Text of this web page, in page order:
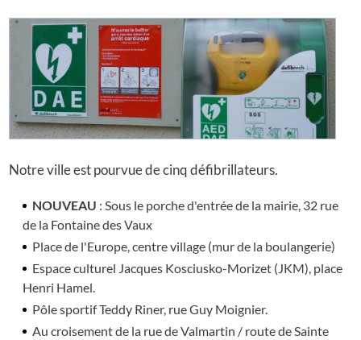
Notre ville est pourvue de cinq défibrillateurs.
NOUVEAU : Sous le porche d'entrée de la mairie, 32 rue
de la Fontaine des Vaux
Place de l'Europe, centre village (mur de la boulangerie)
Espace culturel Jacques Kosciusko-Morizet (JKM), place
Henri Hamel.
Pôle sportif Teddy Riner, rue Guy Moignier.
Au croisement de la rue de Valmartin / route de Sainte